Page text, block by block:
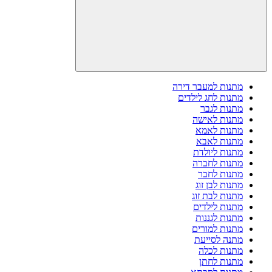
מתנות למעבר דירה
מתנות לחג לילדים
מתנות לגבר
מתנות לאישה
מתנות לאמא
מתנות לאבא
מתנות ליולדת
מתנות לחברה
מתנות לחבר
מתנות לבן זוג
מתנות לבת זוג
מתנות לילדים
מתנות לגננות
מתנות למורים
מתנה לסייעת
מתנות לכלה
מתנות לחתן